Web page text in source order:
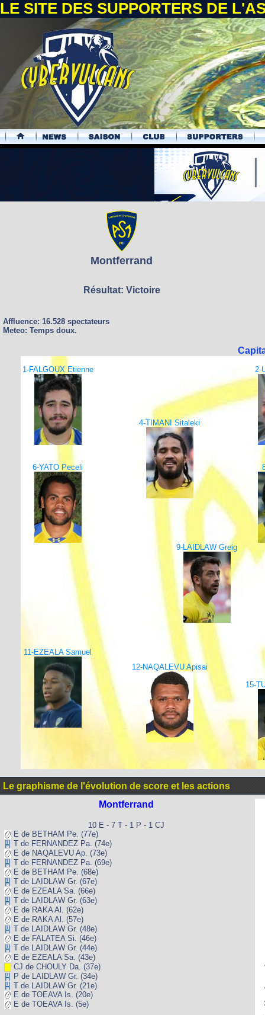
LE SITE DES SUPPORTERS DE
.
Montferrand
Résultat: Victoire
Affluence: 16.528 spectateurs
Meteo: Temps doux.
1-FALGOUX Etienne 2-
4-TIMANI Sitaleki
6-YATO Peceli
9-LAIDLAW Greig
11-EZEALA Samuel
12-NAQALEVU Apisai
15-
Le graphisme de l'évolution de score et les actions
Montferrand
10 E - 7 T - 1 P - 1 CJ
E de BETHAM Pe. (77e)
T de FERNANDEZ Pa. (74e)
E de NAQALEVU Ap. (73e)
T de FERNANDEZ Pa. (69e)
E de BETHAM Pe. (68e)
T de LAIDLAW Gr. (67e)
E de EZEALA Sa. (66e)
T de LAIDLAW Gr. (63e)
E de RAKA Al. (62e)
E de RAKA Al. (57e)
T de LAIDLAW Gr. (48e)
E de FALATEA Si. (46e)
T de LAIDLAW Gr. (44e)
E de EZEALA Sa. (43e)
CJ de CHOULY Da. (37e)
P de LAIDLAW Gr. (34e)
T de LAIDLAW Gr. (21e)
E de TOEAVA Is. (20e)
E de TOEAVA Is. (5e)